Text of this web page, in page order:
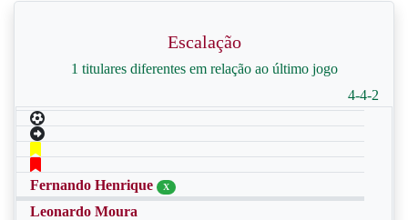
Escalação
1 titulares diferentes em relação ao último jogo
4-4-2
Fernando Henrique X
Leonardo Moura